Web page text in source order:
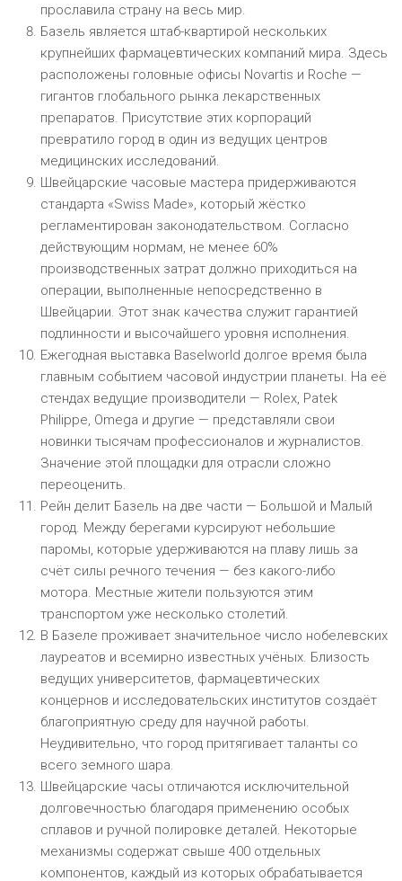
прославила страну на весь мир.
Базель является штаб-квартирой нескольких
крупнейших фармацевтических компаний мира. Здесь
расположены головные офисы Novartis и Roche —
гигантов глобального рынка лекарственных
препаратов. Присутствие этих корпораций
превратило город в один из ведущих центров
медицинских исследований.
Швейцарские часовые мастера придерживаются
стандарта «Swiss Made», который жёстко
регламентирован законодательством. Согласно
действующим нормам, не менее 60%
производственных затрат должно приходиться на
операции, выполненные непосредственно в
Швейцарии. Этот знак качества служит гарантией
подлинности и высочайшего уровня исполнения.
Ежегодная выставка Baselworld долгое время была
главным событием часовой индустрии планеты. На её
стендах ведущие производители — Rolex, Patek
Philippe, Omega и другие — представляли свои
новинки тысячам профессионалов и журналистов.
Значение этой площадки для отрасли сложно
переоценить.
Рейн делит Базель на две части — Большой и Малый
город. Между берегами курсируют небольшие
паромы, которые удерживаются на плаву лишь за
счёт силы речного течения — без какого-либо
мотора. Местные жители пользуются этим
транспортом уже несколько столетий.
В Базеле проживает значительное число нобелевских
лауреатов и всемирно известных учёных. Близость
ведущих университетов, фармацевтических
концернов и исследовательских институтов создаёт
благоприятную среду для научной работы.
Неудивительно, что город притягивает таланты со
всего земного шара.
Швейцарские часы отличаются исключительной
долговечностью благодаря применению особых
сплавов и ручной полировке деталей. Некоторые
механизмы содержат свыше 400 отдельных
компонентов, каждый из которых обрабатывается